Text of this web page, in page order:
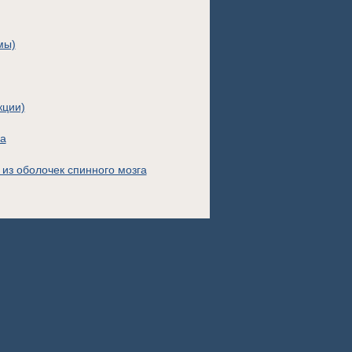
оболочек спинного мозга